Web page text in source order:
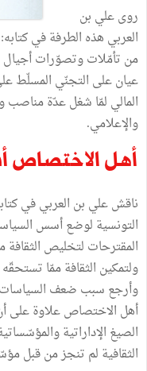
روى علي بن
العربي هذه الطرفة في
عيان على التجنّي المسلّط
المالي لمّا شغل عدّة مناصب
والإعلامي.
أهل الاختصاص
ناقش علي بن العربي في
التونسية لوضع أسس
المقترحات لتخليص الثقافة
ولتمكين الثقافة ممّا
وأرجع سبب ضعف السياسات
أهل الاختصاص علاوة على
الصيغ الإداراتية
الثقافية لم تنجز من قبل